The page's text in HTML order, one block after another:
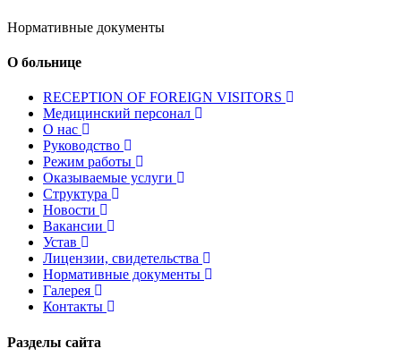
Нормативные документы
О больнице
RECEPTION OF FOREIGN VISITORS
Медицинский персонал
О нас
Руководство
Режим работы
Оказываемые услуги
Структура
Новости
Вакансии
Устав
Лицензии, свидетельства
Нормативные документы
Галерея
Контакты
Разделы сайта